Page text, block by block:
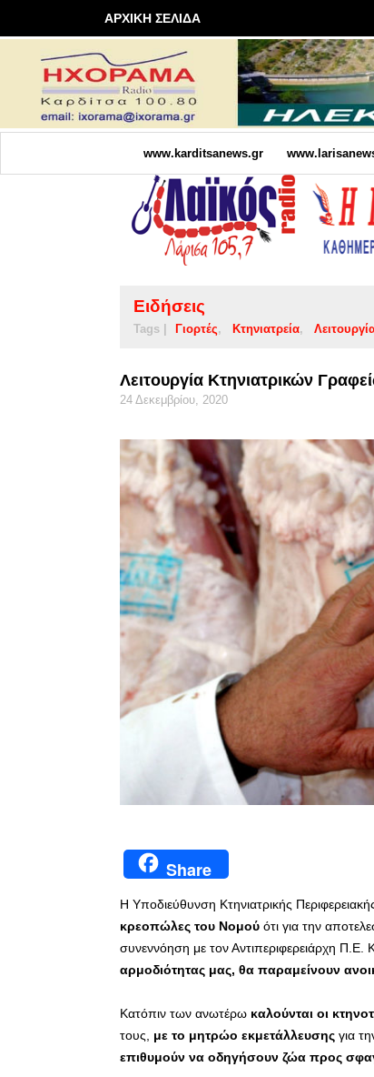
ΑΡΧΙΚΗ ΣΕΛΙΔΑ
www.karditsanews.gr
Ειδήσεις
Tags | Γιορτές Κτηνιατρεία
Λειτουργία Κτηνιατρικών
24 Δεκεμβρίου, 2020
Share
Η Υποδιεύθυνση Κτηνιατρικής
κρεοπώλες του Νομού ότι για την
συνεννόηση με τον Αντιπεριφερειάρχη Π.Ε.
αρμοδιότητας μας, θα παραμείνουν
Κατόπιν των ανωτέρω καλούνται οι
τους, με το μητρώο εκμετάλλευσης για
επιθυμούν να οδηγήσουν ζώα προς